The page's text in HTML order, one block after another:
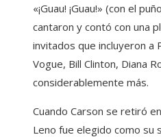
«¡Guau! ¡Guau!» (con el
cantaron y contó con una
invitados que incluyeron a
Vogue, Bill Clinton, Diana
considerablemente más.
Cuando Carson se retiró
Leno fue elegido como su